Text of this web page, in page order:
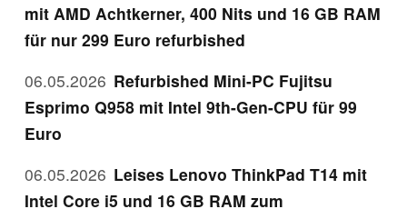
mit AMD Achtkerner, 400 Nits und 16 GB RAM
für nur 299 Euro refurbished
06.05.2026 Refurbished Mini-PC Fujitsu
Esprimo Q958 mit Intel 9th-Gen-CPU für 99
Euro
06.05.2026 Leises Lenovo ThinkPad T14 mit
Intel Core i5 und 16 GB RAM zum